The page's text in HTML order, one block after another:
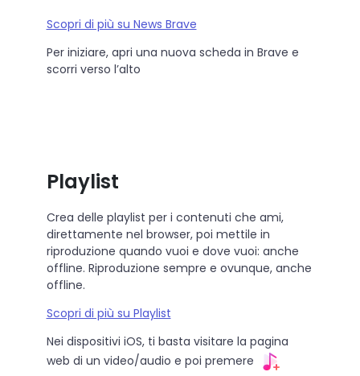
Scopri di più su News Brave
Per iniziare, apri una nuova scheda in Brave e
scorri verso l’alto
Playlist
Crea delle playlist per i contenuti che ami,
direttamente nel browser, poi mettile in
riproduzione quando vuoi e dove vuoi: anche
offline. Riproduzione sempre e ovunque, anche
offline.
Scopri di più su Playlist
Nei dispositivi iOS, ti basta visitare la pagina
web di un video/audio e poi premere